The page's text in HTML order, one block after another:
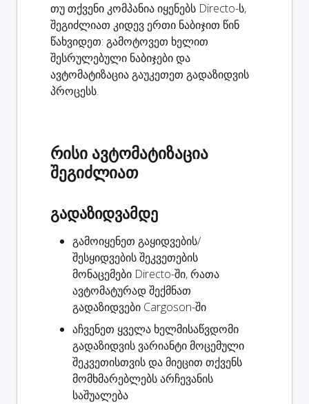
თუ თქვენი კომპანია იყენებს Directo-ს,
შეგიძლიათ კიდევ ერთი ნაბიჯით წინ
წახვიდეთ: გამოტოვეთ ხელით
შესრულებული ნაბიჯები და
ავტომატიზაცია გაუკეთეთ გადაზიდვის
პროცესს.
რისი ავტომატიზაცია
შეგიძლიათ
გადაზიდვამდე
გამოიყენეთ გაყიდვების/
შესყიდვების შეკვეთების
მონაცემები Directo-ში, რათა
ავტომატურადშექმნათ
გადაზიდვები Cargoson-ში
აჩვენეთ ყველა ხელმისაწვდომი
გადაზიდვის ვარიანტიმოცემული
შეკვეთისთვის და მიეცით თქვენს
მომხმარებლებს არჩევანის
საშუალება